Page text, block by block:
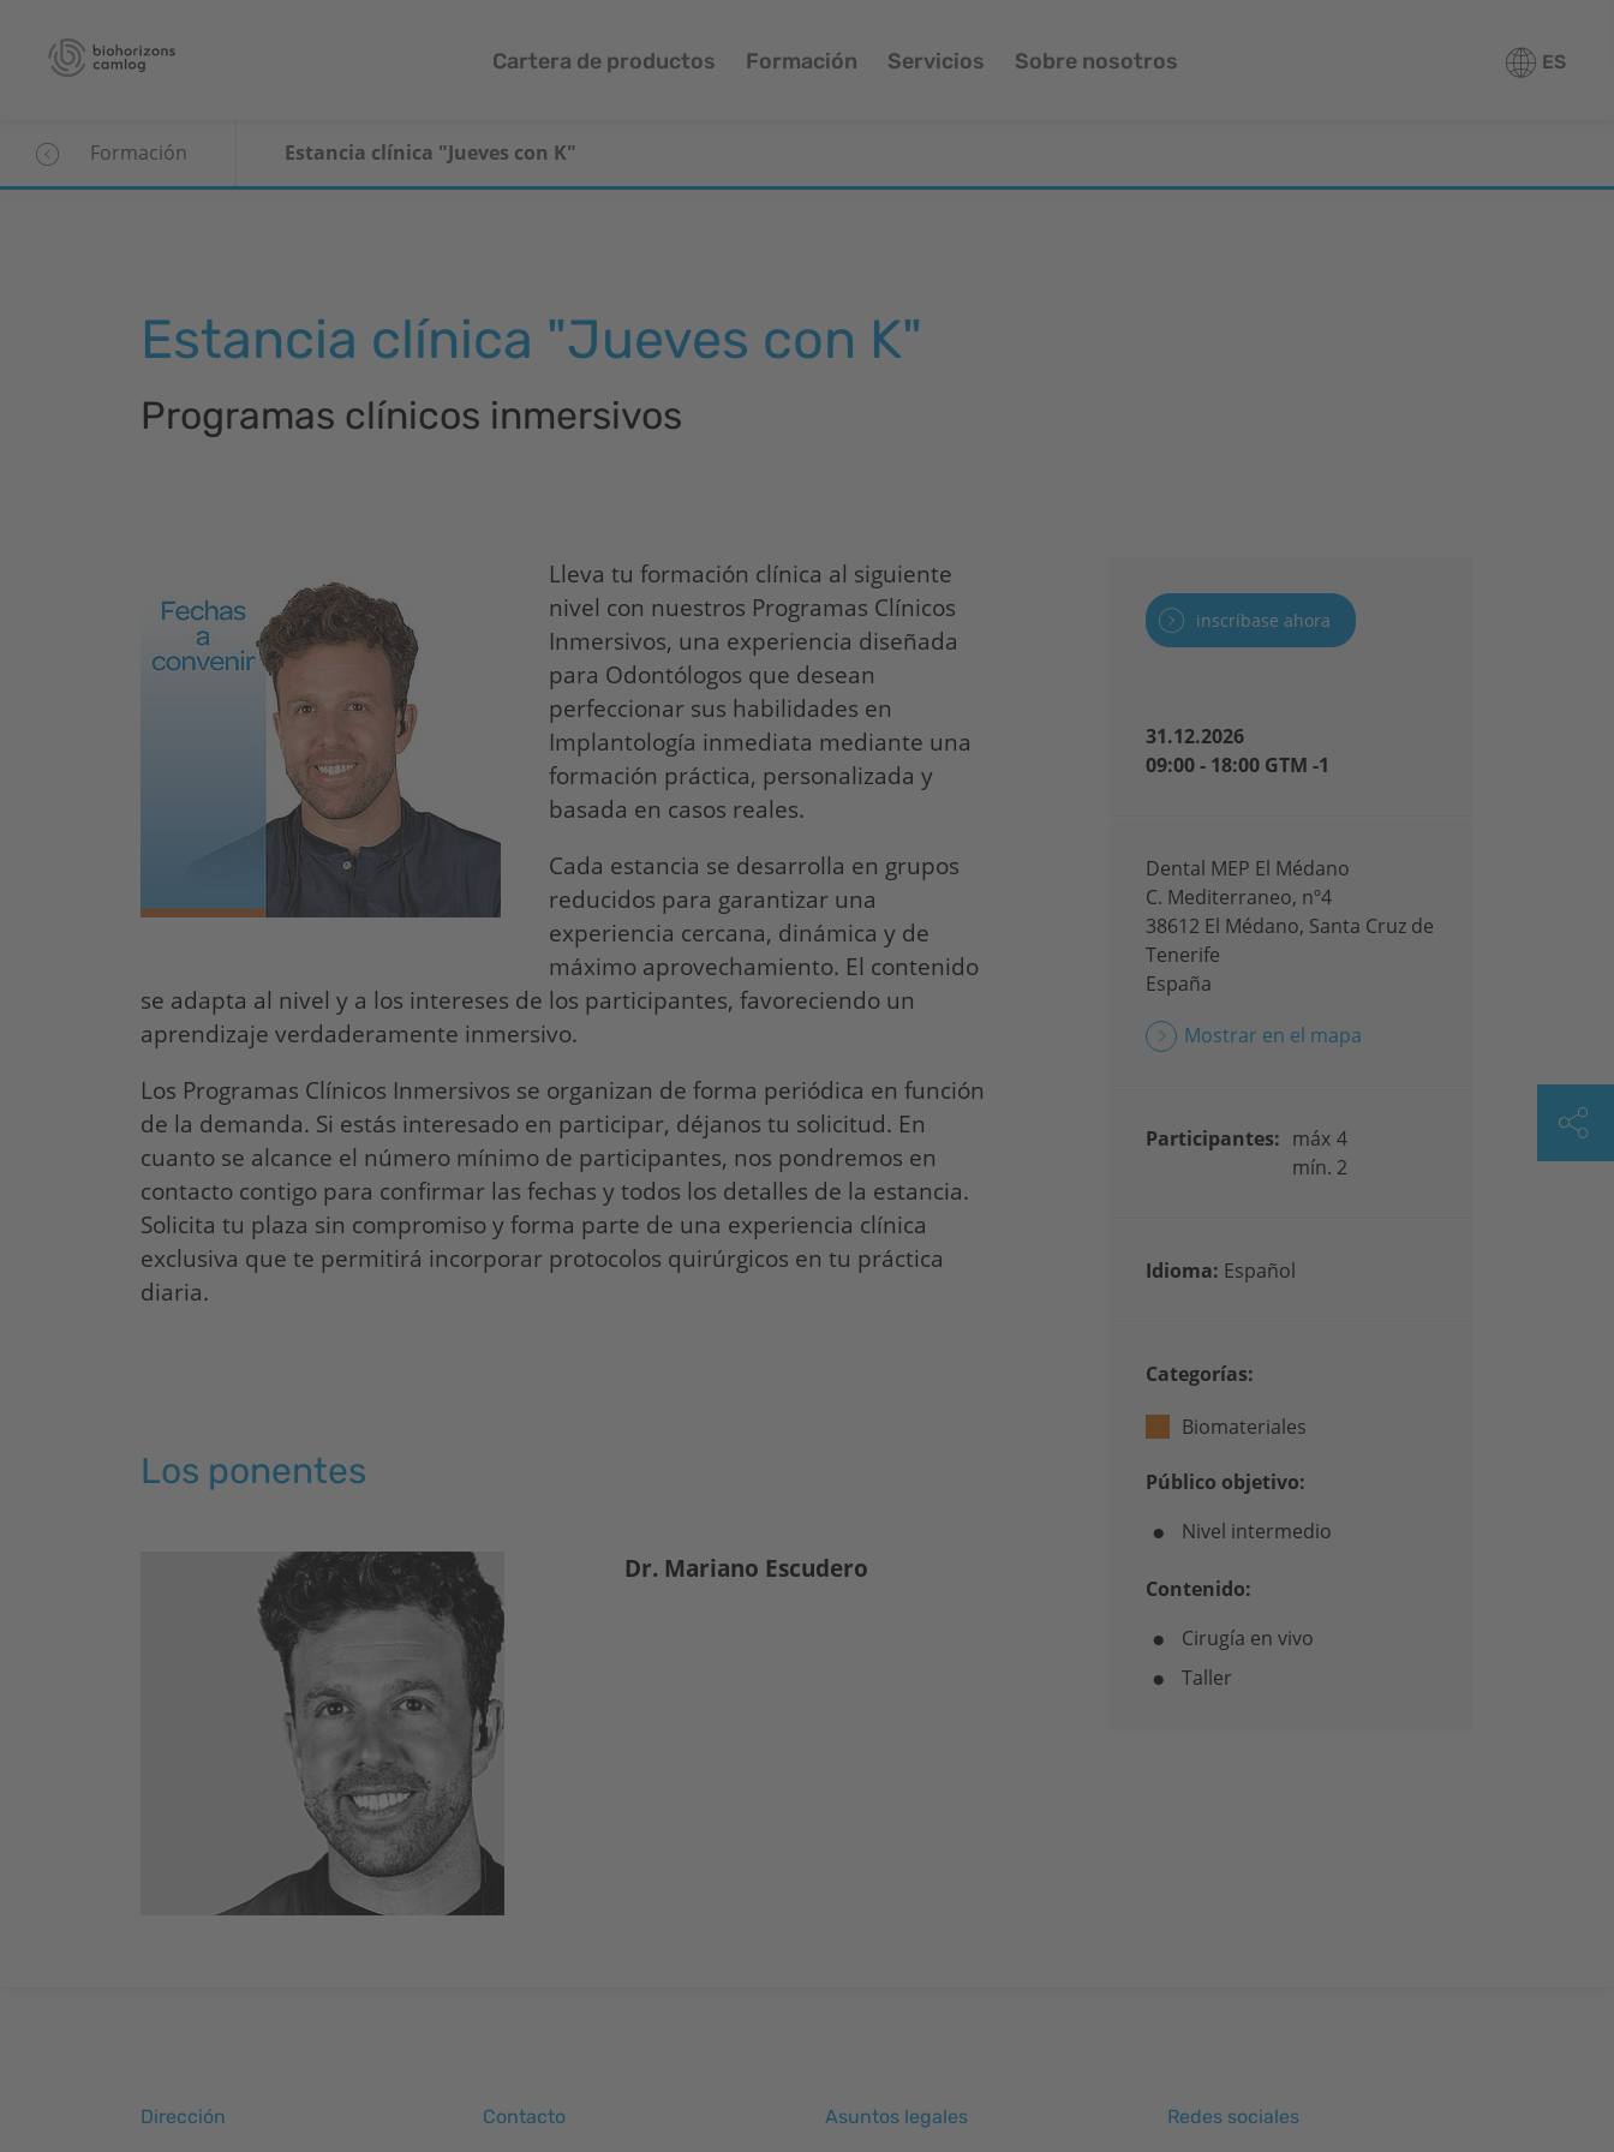
Cartera de productos Formación Servicios Sobre nosotros ES
Formación Estancia clínica "Jueves con K"
Estancia clínica "Jueves con K"
Programas clínicos inmersivos
Lleva tu formación clínica al siguiente
nivel con nuestros Programas Clínicos
Inmersivos, una experiencia diseñada
para Odontólogos que desean
perfeccionar sus habilidades en
Implantología inmediata mediante una
formación práctica, personalizada y
basada en casos reales.
Cada estancia se desarrolla en grupos
reducidos para garantizar una
experiencia cercana, dinámica y de
máximo aprovechamiento. El contenido
se adapta al nivel y a los intereses de los participantes, favoreciendo un
aprendizaje verdaderamente inmersivo.
Los Programas Clínicos Inmersivos se organizan de forma periódica en función
de la demanda. Si estás interesado en participar, déjanos tu solicitud. En
cuanto se alcance el número mínimo de participantes, nos pondremos en
contacto contigo para confirmar las fechas y todos los detalles de la estancia.
Solicita tu plaza sin compromiso y forma parte de una experiencia clínica
exclusiva que te permitirá incorporar protocolos quirúrgicos en tu práctica
diaria.
Los ponentes
Dr. Mariano Escudero
inscríbase ahora
31.12.2026
09:00 - 18:00 GTM -1
Dental MEP El Médano
C. Mediterraneo, nº4
38612 El Médano, Santa Cruz de
Tenerife
España
Mostrar en el mapa
Participantes: máx
mín.
4
2
Idioma: Español
Categorías:
Biomateriales
Público objetivo:
Nivel intermedio
Contenido:
Cirugía en vivo
Taller
Dirección Contacto Asuntos legales Redes sociales